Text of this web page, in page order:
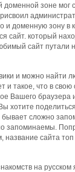
доменной зоне мог
доменную зону в
сайт. который
сайт путали
и можно
и такое, что в
Вашего браузера
хотите
сложно
запоминаемы.
сайта
на